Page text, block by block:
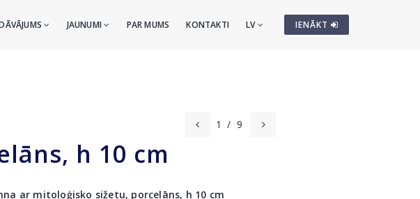
IENĀKT
JAUNUMI PAR MUMS KONTAKTI LV
1 / 9
h 10 cm
ar mitoloģisko sižetu, porcelāns, h 10 cm